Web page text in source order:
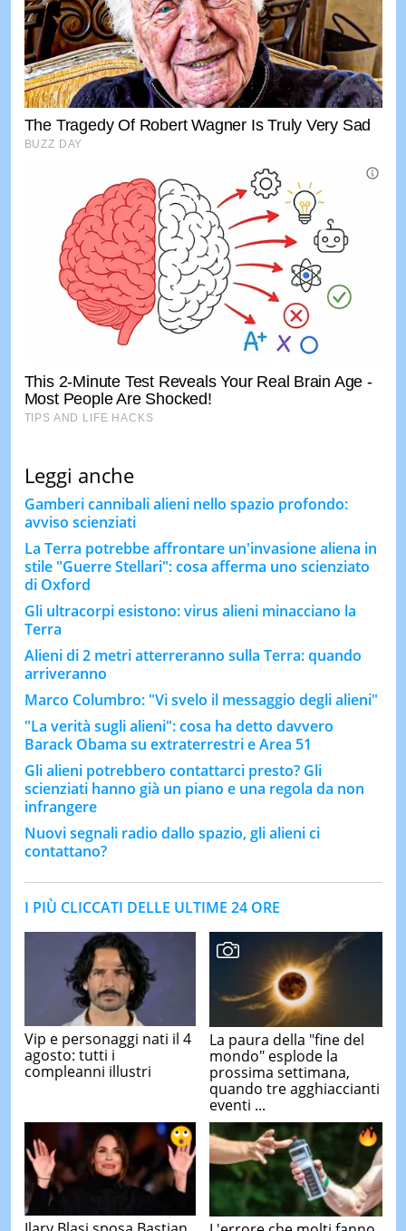
Leggi anche
Gamberi cannibali alieni nello spazio profondo:
avviso scienziati
La Terra potrebbe affrontare un'invasione aliena in
stile "Guerre Stellari": cosa afferma uno scienziato
di Oxford
Gli ultracorpi esistono: virus alieni minacciano la
Terra
Alieni di 2 metri atterreranno sulla Terra: quando
arriveranno
Marco Columbro: "Vi svelo il messaggio degli alieni"
"La verità sugli alieni": cosa ha detto davvero
Barack Obama su extraterrestri e Area 51
Gli alieni potrebbero contattarci presto? Gli
scienziati hanno già un piano e una regola da non
infrangere
Nuovi segnali radio dallo spazio, gli alieni ci
contattano?
I PIÙ CLICCATI DELLE ULTIME 24 ORE
Vip e personaggi nati il 4
agosto: tutti i
compleanni illustri
La paura della "fine del
mondo" esplode la
prossima settimana,
quando tre agghiaccianti
eventi ...